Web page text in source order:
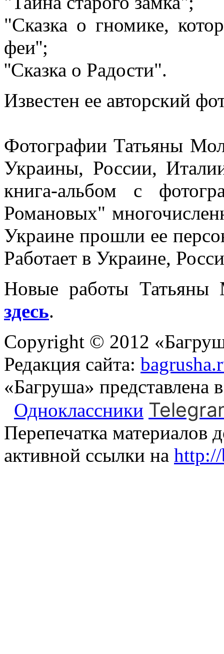
"Сказка о гномике,
феи'';
''Сказка о Радости".
Известен ее авторский
Фотографии Татьяны
Украины, России,
книга-альбом с
Романовых"
Украине прошли ее
Работает в Украине,
Новые работы Татьяны
здесь.
Copyright © 2012
Редакция сайта:
«Багруша» представлена
Одноклассники
Перепечатка материалов
активной ссылки на http://